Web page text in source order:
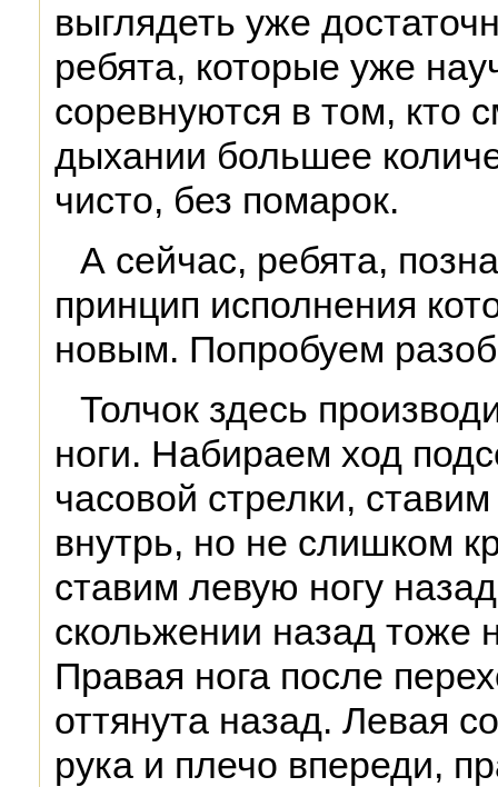
выглядеть уже
ребята, которые уже
соревнуются в том, кто
дыхании большее
чисто, без помарок.
А сейчас, ребята,
принцип исполнения
новым. Попробуем
Толчок здесь
ноги. Набираем ход
часовой стрелки,
внутрь, но не слишком
ставим левую ногу
скольжении назад тоже
Правая нога после
оттянута назад. Левая
рука и плечо впереди,